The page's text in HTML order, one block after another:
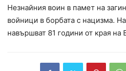
Незнайния воин в памет на
войници в борбата с нацизма.
навършват 81 години от края на